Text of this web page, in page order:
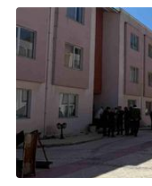
19.04.2026